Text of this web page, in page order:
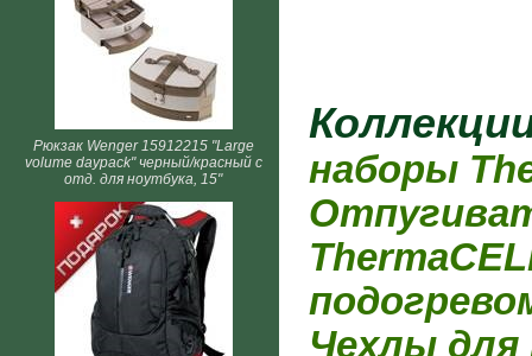
Рюкзак Wenger 15912215 "Large
volume daypack" черный/красный с
отд. для ноутбука, 15"
наборы
Чехлы для